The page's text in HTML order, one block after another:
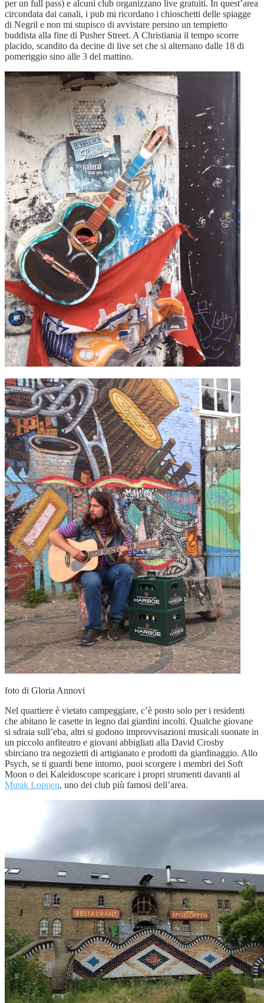
per un full pass) e alcuni club organizzano live gratuiti. In quest’area
circondata dai canali, i pub mi ricordano i chioschetti delle spiagge
di Negril e non mi stupisco di avvistare persino un tempietto
buddista alla fine di Pusher Street. A Christiania il tempo scorre
placido, scandito da decine di live set che si alternano dalle 18 di
pomeriggio sino alle 3 del mattino.
foto di Gloria Annovi
Nel quartiere è vietato campeggiare, c’è posto solo per i residenti
che abitano le casette in legno dai giardini incolti. Qualche giovane
si sdraia sull’eba, altri si godono improvvisazioni musicali suonate in
un piccolo anfiteatro e giovani abbigliati alla David Crosby
sbirciano tra negozietti di artigianato e prodotti da giardinaggio. Allo
Psych, se ti guardi bene intorno, puoi scorgere i membri dei Soft
Moon o dei Kaleidoscope scaricare i propri strumenti davanti al
Musik Loppen, uno dei club più famosi dell’area.